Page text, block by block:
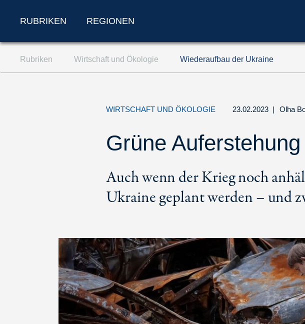
Zum Inhalt springen (Accesskey '1')
Zur Suche springen (Accesskey '2')
RUBRIKEN REGIONEN
Rubriken Wirtschaft und Ökologie Wiederaufbau der Ukraine
WIRTSCHAFT UND ÖKOLOGIE 23.02.2023 | Olha
Grüne Auferstehung
Auch wenn der Krieg noch
Ukraine geplant werden – und